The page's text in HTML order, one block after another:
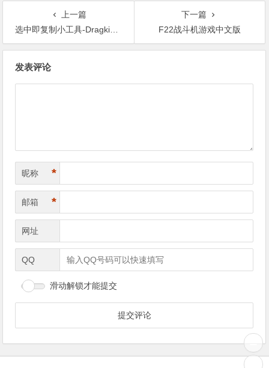
上一篇
选中即复制小工具-Dragking V1.3
下一篇
F22战斗机游戏中文版
发表评论
昵称 *
邮箱 *
网址
QQ
滑动解锁才能提交